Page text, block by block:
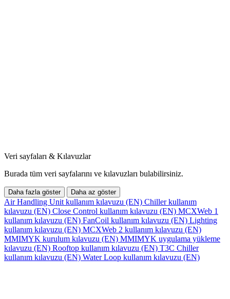
Veri sayfaları & Kılavuzlar
Burada tüm veri sayfalarını ve kılavuzları bulabilirsiniz.
Daha fazla göster Daha az göster
Air Handling Unit kullanım kılavuzu (EN) Chiller kullanım
kılavuzu (EN) Close Control kullanım kılavuzu (EN) MCXWeb 1
kullanım kılavuzu (EN) FanCoil kullanım kılavuzu (EN) Lighting
kullanım kılavuzu (EN) MCXWeb 2 kullanım kılavuzu (EN)
MMIMYK kurulum kılavuzu (EN) MMIMYK uygulama yükleme
kılavuzu (EN) Rooftop kullanım kılavuzu (EN) T3C Chiller
kullanım kılavuzu (EN) Water Loop kullanım kılavuzu (EN)